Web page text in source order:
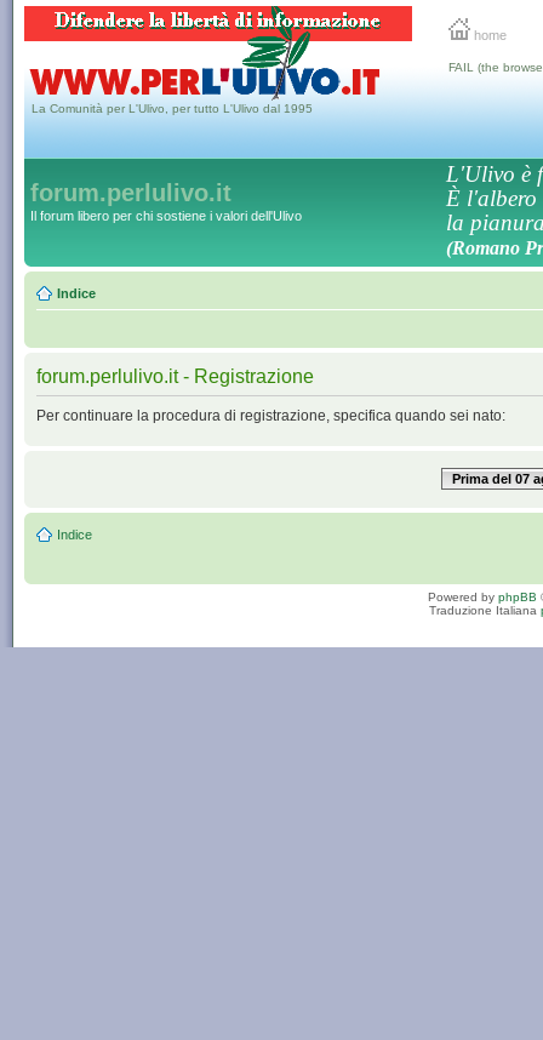
home
La Comunità per L'Ulivo, per tutto L'Ulivo dal 1995
FAIL (the
forum.perlulivo.it
Il forum libero per chi sostiene i valori dell'Ulivo
L'Ulivo è
È l'albero
la
(Romano
Indice
forum.perlulivo.it - Registrazione
Per continuare la procedura di registrazione, specifica quando sei nato:
Prima del 07
Indice
Powered by phpBB
Traduzione Italiana